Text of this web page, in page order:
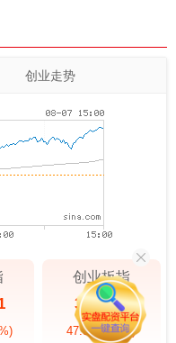
创业走势
创业板指
3563.12
47.56(1.35%)